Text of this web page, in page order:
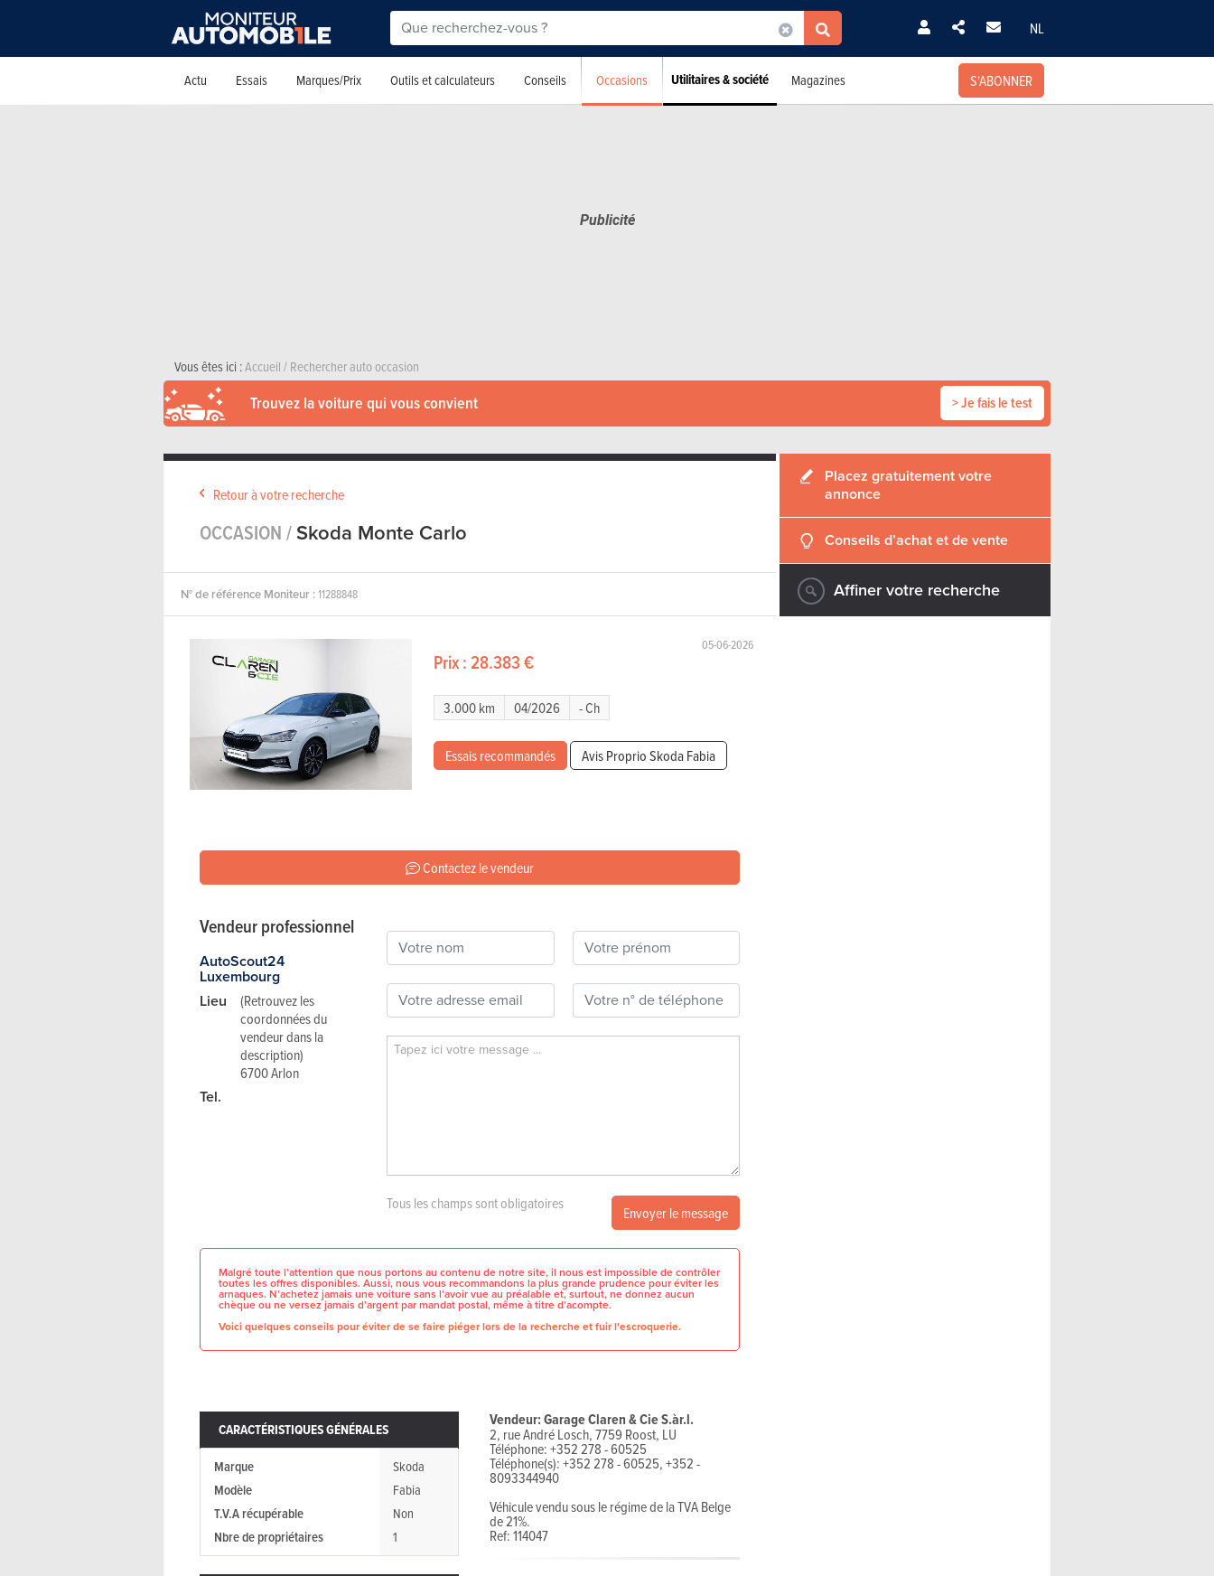
NL
Actu Essais Marques/Prix Outils et calculateurs Conseils Occasions Utilitaires & société Magazines S'ABONNER
Vous êtes ici :Accueil/Rechercher auto occasion
Trouvez la voiture qui vous convient > Je fais le test
Retour à votre recherche
OCCASION /Skoda Monte Carlo
N° de référence Moniteur :11288848
05-06-2026
Prix : 28.383 €
3.000 km 04/2026 - Ch
Essais recommandés Avis Proprio Skoda Fabia
Contactez le vendeur
Vendeur professionnel
AutoScout24
Luxembourg
Lieu
(Retrouvez les
coordonnées du
vendeur dans la
description)
6700 Arlon
Tel.
Tous les champs sont obligatoires Envoyer le message
Malgré toute l’attention que nous portons au contenu de notre site, il nous est impossible de contrôler
toutes les offres disponibles. Aussi, nous vous recommandons la plus grande prudence pour éviter les
arnaques. N’achetez jamais une voiture sans l’avoir vue au préalable et, surtout, ne donnez aucun
chèque ou ne versez jamais d’argent par mandat postal, même à titre d’acompte.
Voici quelques conseils pour éviter de se faire piéger lors de la recherche et fuir l'escroquerie.
CARACTÉRISTIQUES GÉNÉRALES
Marque
Skoda
Modèle
Fabia
T.V.A récupérable
Non
Nbre de propriétaires
1
Vendeur: Garage Claren & Cie S.àr.l.
2, rue André Losch, 7759 Roost, LU
Téléphone: +352 278 - 60525
Téléphone(s): +352 278 - 60525, +352 -
8093344940
Véhicule vendu sous le régime de la TVA Belge
de 21%.
Ref: 114047
Placez gratuitement votre
annonce
Conseils d’achat et de vente
Affiner votre recherche